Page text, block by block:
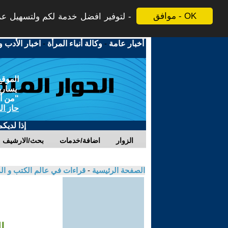
موافق - OK لتوفير افضل خدمة لكم ولتسهيل
أخبار عامة -وكالة أنباء المرأة - اخبار الأدب
"من
حاز
إذا
بحث/الارشيف اضافة/خدمات الزوار
الصفحة الرئيسية - قراءات في عالم الكتب و